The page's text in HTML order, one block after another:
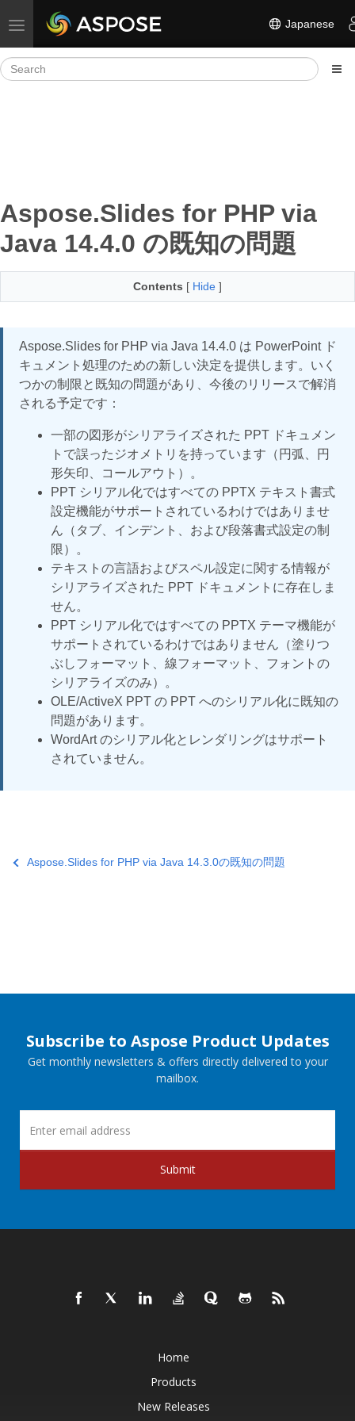
Toggle navigation Japanese
Aspose.Slides for PHP via
Java 14.4.0 の既知の問題
Contents [ Hide ]
Aspose.Slides for PHP via Java 14.4.0 は PowerPoint ド
キュメント処理のための新しい決定を提供します。いく
つかの制限と既知の問題があり、今後のリリースで解消
される予定です：
一部の図形がシリアライズされた PPT ドキュメン
トで誤ったジオメトリを持っています（円弧、円
形矢印、コールアウト）。
PPT シリアル化ではすべての PPTX テキスト書式
設定機能がサポートされているわけではありませ
ん（タブ、インデント、および段落書式設定の制
限）。
テキストの言語およびスペル設定に関する情報が
シリアライズされた PPT ドキュメントに存在しま
せん。
PPT シリアル化ではすべての PPTX テーマ機能が
サポートされているわけではありません（塗りつ
ぶしフォーマット、線フォーマット、フォントの
シリアライズのみ）。
OLE/ActiveX PPT の PPT へのシリアル化に既知の
問題があります。
WordArt のシリアル化とレンダリングはサポート
されていません。
Aspose.Slides for PHP via Java 14.3.0の既知の問題
Subscribe to Aspose Product Updates
Get monthly newsletters & offers directly delivered to your
mailbox.
Submit
Home
Products
New Releases